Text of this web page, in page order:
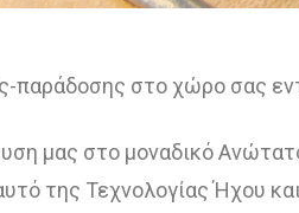
παράδοσης στο χώρο σας
μας στο μοναδικό
της Τεχνολογίας Ήχου